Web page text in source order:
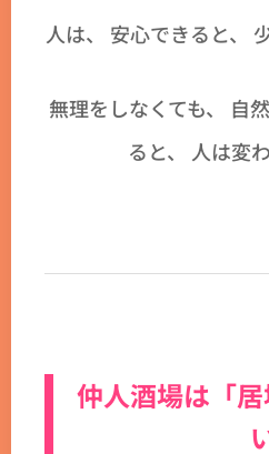
人は、 安心できると、
無理をしなくても、 自
ると、 人は変
仲人酒場は「